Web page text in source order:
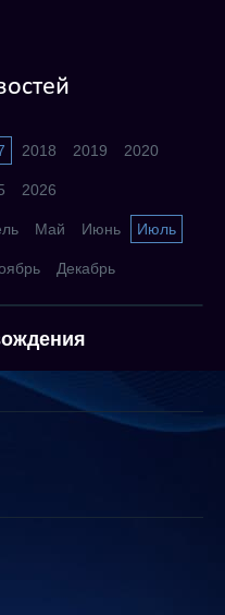
2018 2019 2020
2026
Май Июнь Июль
Декабрь